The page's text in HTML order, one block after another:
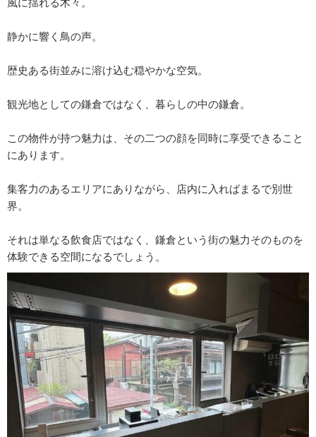
静かに響く鳥の声。
歴史ある街並みに溶け込む穏やかな空気。
観光地としての鎌倉ではなく、暮らしの中の鎌倉。
この物件が持つ魅力は、その二つの顔を同時に享受できること
にあります。
集客力のあるエリアにありながら、店内に入ればまるで別世
界。
それは単なる飲食店ではなく、鎌倉という街の魅力そのものを
体験できる空間になるでしょう。